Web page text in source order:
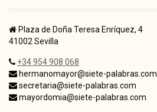
Plaza de Doña Teresa Enríquez, 4
41002 Sevilla
+34 954 908 068
hermanomayor@siete-palabras.com
secretaria@siete-palabras.com
mayordomia@siete-palabras.com